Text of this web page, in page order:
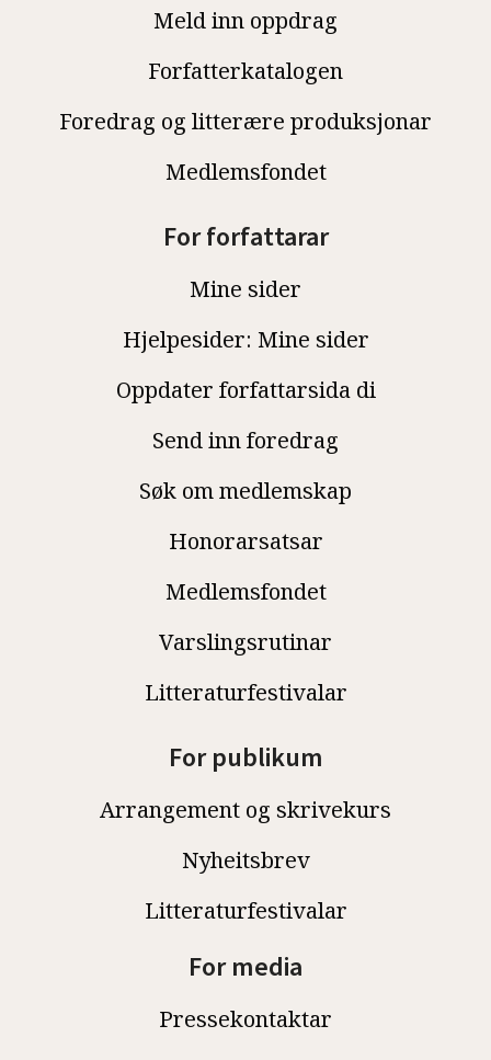
Meld inn oppdrag
Forfatterkatalogen
Foredrag og litterære produksjonar
Medlemsfondet
For forfattarar
Mine sider
Hjelpesider: Mine sider
Oppdater forfattarsida di
Send inn foredrag
Søk om medlemskap
Honorarsatsar
Medlemsfondet
Varslingsrutinar
Litteraturfestivalar
For publikum
Arrangement og skrivekurs
Nyheitsbrev
Litteraturfestivalar
For media
Pressekontaktar